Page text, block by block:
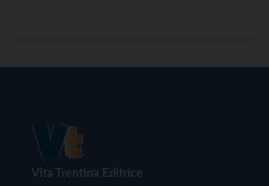
Vita Trentina Editrice